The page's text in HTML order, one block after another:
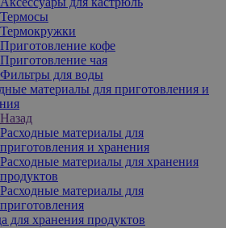
Термосы
Термокружки
Приготовление кофе
Приготовление чая
Фильтры для воды
материалы для приготовления и
Назад
Расходные материалы для
приготовления и хранения
Расходные материалы для хранения
продуктов
Расходные материалы для
приготовления
для хранения продуктов